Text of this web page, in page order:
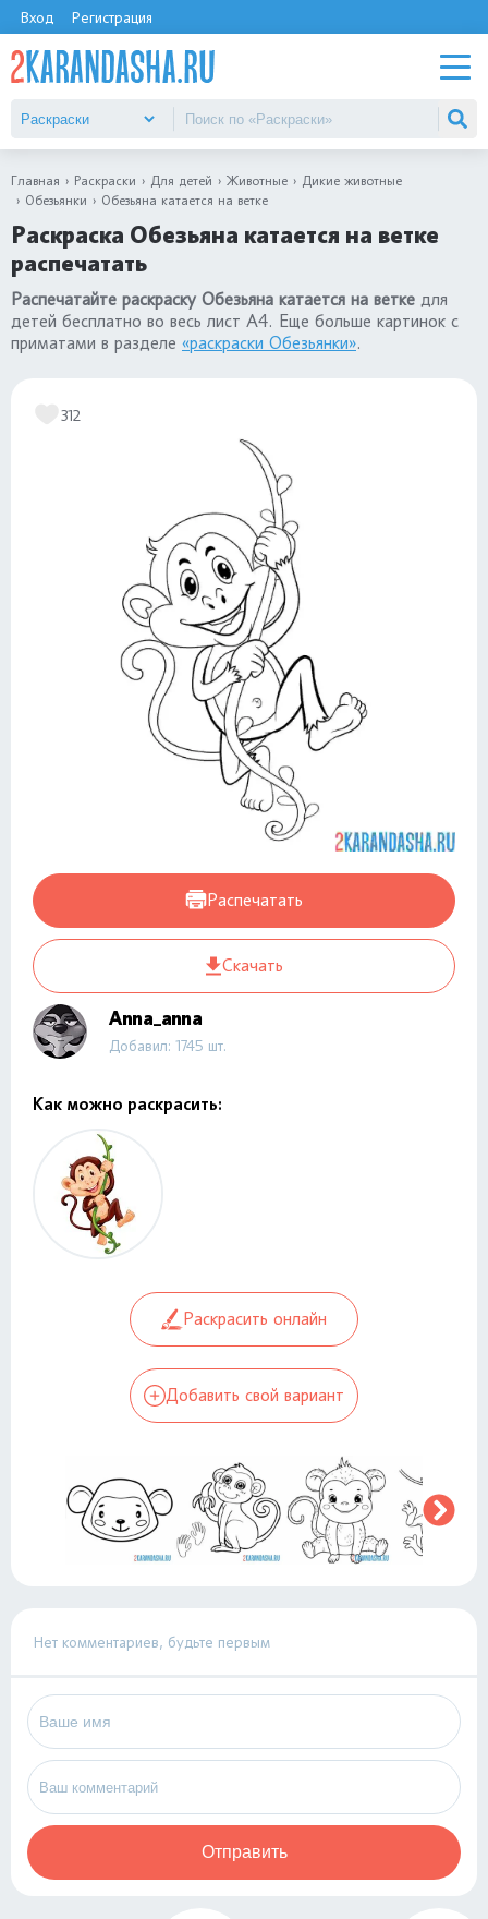
Вход Регистрация
Главная Раскраски Для детей Животные
Дикие животные
Обезьянки
Обезьяна катается на ветке
Раскраска Обезьяна катается на ветке
распечатать
Распечатайте раскраску Обезьяна катается на ветке для
детей бесплатно во весь лист А4. Еще больше картинок с
приматами в разделе «раскраски Обезьянки».
312
Распечатать
Скачать
Anna_anna
Добавил: 1745 шт.
Как можно раскрасить:
Раскрасить онлайн
Добавить свой вариант
Нет комментариев, будьте первым
Отправить